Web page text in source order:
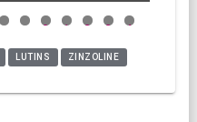
0 1 2 3 4
LUTINS ZINZOLINE